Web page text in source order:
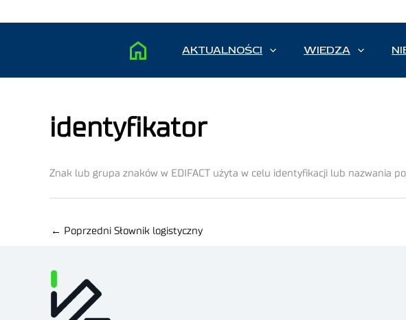
AKTUALNOŚCI WIEDZA
identyfikator
Znak lub grupa znaków w EDIFACT użyta w celu identyfikacji lub nazwania
← Poprzedni Słownik logistyczny